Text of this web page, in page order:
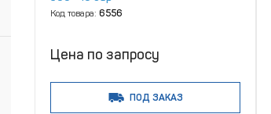
Код товара: 6556
Цена по запросу
ПОД ЗАКАЗ